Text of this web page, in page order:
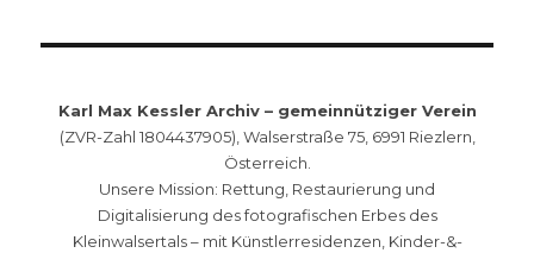
Karl Max Kessler Archiv – gemeinnütziger Verein
(ZVR-Zahl 1804437905), Walserstraße 75, 6991 Riezlern,
Österreich.
Unsere Mission: Rettung, Restaurierung und
Digitalisierung des fotografischen Erbes des
Kleinwalsertals – mit Künstlerresidenzen, Kinder-&-